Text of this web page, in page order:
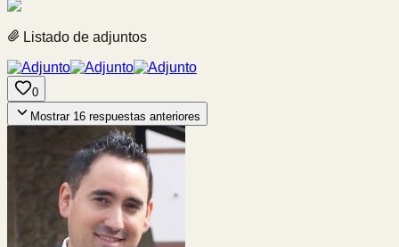
Listado de adjuntos
0
Mostrar 16 respuestas anteriores